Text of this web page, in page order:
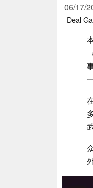
06/17/
Deal